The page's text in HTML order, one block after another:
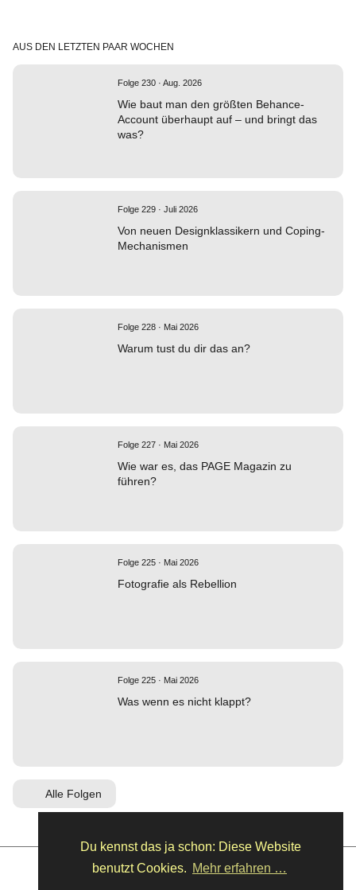
Du kennst das ja schon: Diese Website
benutzt Cookies. Mehr erfahren …
AUS DEN LETZTEN PAAR WOCHEN
Folge 230 · Aug. 2026
Wie baut man den größten Behance-
Account überhaupt auf – und bringt das
was?
Folge 229 · Juli 2026
Von neuen Designklassikern und Coping-
Mechanismen
Folge 228 · Mai 2026
Warum tust du dir das an?
Folge 227 · Mai 2026
Wie war es, das PAGE Magazin zu
führen?
Folge 225 · Mai 2026
Fotografie als Rebellion
Folge 225 · Mai 2026
Was wenn es nicht klappt?
Alle Folgen